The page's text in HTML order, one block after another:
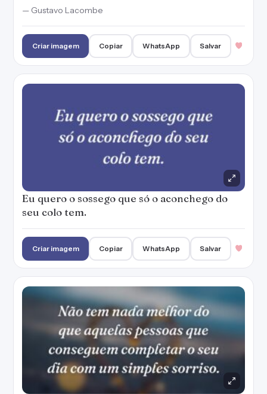
— Gustavo Lacombe
Criar imagem Copiar WhatsApp Salvar
Eu quero o sossego que só o aconchego do
seu colo tem.
Criar imagem Copiar WhatsApp Salvar